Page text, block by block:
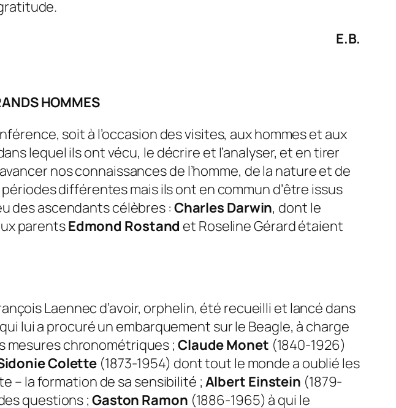
E.B.
HOMMES
soit à l’occasion des visites, aux hommes et aux
lequel ils ont vécu, le décrire et l’analyser, et en tirer
nos connaissances de l’homme, de la nature et de
différentes mais ils ont en commun d’être issus
des ascendants célèbres : Charles Darwin, dont le
parentsEdmond Rostand et Roseline Gérard étaient
Laennec d’avoir, orphelin, été recueilli et lancé dans
lui a procuré un embarquement sur le Beagle, à charge
mesures chronométriques ; Claude Monet (1840-1926)
Colette (1873-1954) dont tout le monde a oublié les
– la formation de sa sensibilité ; Albert Einstein (1879-
questions ; Gaston Ramon (1886-1965) à qui le